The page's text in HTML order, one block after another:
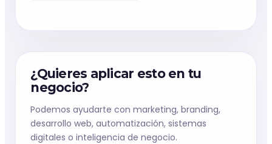
¿Quieres aplicar esto en tu
negocio?
Podemos ayudarte con marketing, branding,
desarrollo web, automatización, sistemas
digitales o inteligencia de negocio.